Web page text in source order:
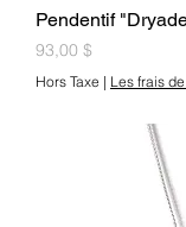
Pendentif
Prix
93,00 $
Hors Taxe | Les frais